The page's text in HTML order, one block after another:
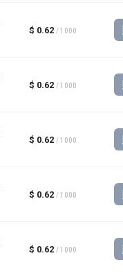
$ 0.62 / 1000
$ 0.62 / 1000
$ 0.62 / 1000
$ 0.62 / 1000
$ 0.62 / 1000